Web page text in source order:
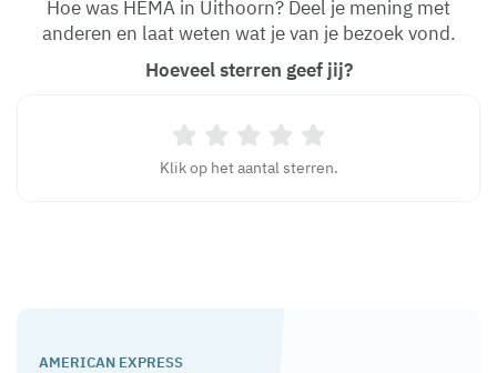
Hoe was HEMA in Uithoorn? Deel je mening met
anderen en laat weten wat je van je bezoek vond.
Hoeveel sterren geef jij?
Klik op het aantal sterren.
AMERICAN EXPRESS